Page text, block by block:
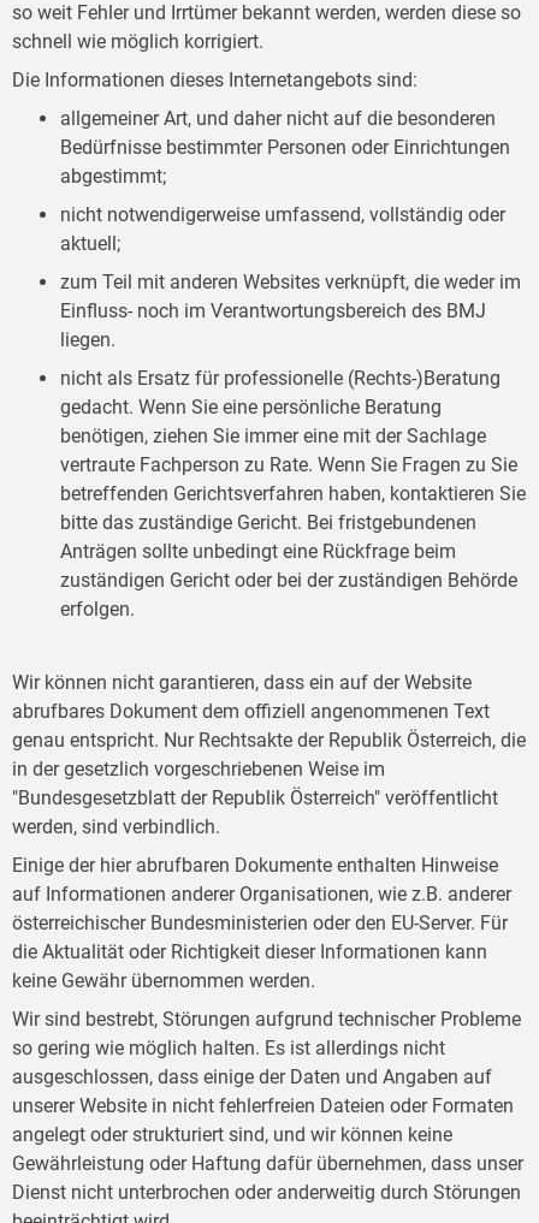
so weit Fehler und Irrtümer bekannt werden, werden diese so
schnell wie möglich korrigiert.
Die Informationen dieses Internetangebots sind:
allgemeiner Art, und daher nicht auf die besonderen
Bedürfnisse bestimmter Personen oder Einrichtungen
abgestimmt;
nicht notwendigerweise umfassend, vollständig oder
aktuell;
zum Teil mit anderen Websites verknüpft, die weder im
Einfluss- noch im Verantwortungsbereich des BMJ
liegen.
nicht als Ersatz für professionelle (Rechts-)Beratung
gedacht. Wenn Sie eine persönliche Beratung
benötigen, ziehen Sie immer eine mit der Sachlage
vertraute Fachperson zu Rate. Wenn Sie Fragen zu Sie
betreffenden Gerichtsverfahren haben, kontaktieren Sie
bitte das zuständige Gericht. Bei fristgebundenen
Anträgen sollte unbedingt eine Rückfrage beim
zuständigen Gericht oder bei der zuständigen Behörde
erfolgen.
Wir können nicht garantieren, dass ein auf der Website
abrufbares Dokument dem offiziell angenommenen Text
genau entspricht. Nur Rechtsakte der Republik Österreich, die
in der gesetzlich vorgeschriebenen Weise im
"Bundesgesetzblatt der Republik Österreich" veröffentlicht
werden, sind verbindlich.
Einige der hier abrufbaren Dokumente enthalten Hinweise
auf Informationen anderer Organisationen, wie z.B. anderer
österreichischer Bundesministerien oder den EU-Server. Für
die Aktualität oder Richtigkeit dieser Informationen kann
keine Gewähr übernommen werden.
Wir sind bestrebt, Störungen aufgrund technischer Probleme
so gering wie möglich halten. Es ist allerdings nicht
ausgeschlossen, dass einige der Daten und Angaben auf
unserer Website in nicht fehlerfreien Dateien oder Formaten
angelegt oder strukturiert sind, und wir können keine
Gewährleistung oder Haftung dafür übernehmen, dass unser
Dienst nicht unterbrochen oder anderweitig durch Störungen